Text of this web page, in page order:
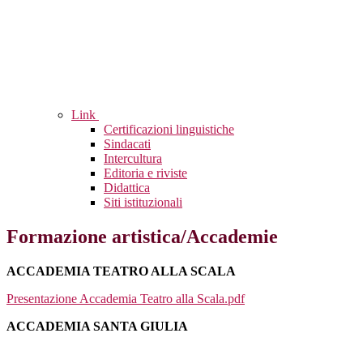
Link
Certificazioni linguistiche
Sindacati
Intercultura
Editoria e riviste
Didattica
Siti istituzionali
Formazione artistica/Accademie
ACCADEMIA TEATRO ALLA SCALA
Presentazione Accademia Teatro alla Scala.pdf
ACCADEMIA SANTA GIULIA